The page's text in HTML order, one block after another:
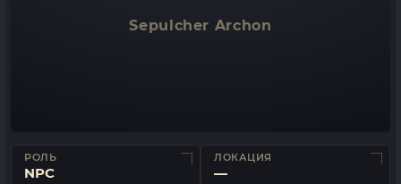
Sepulcher Archon
РОЛЬ
NPC
ЛОКАЦИЯ
—